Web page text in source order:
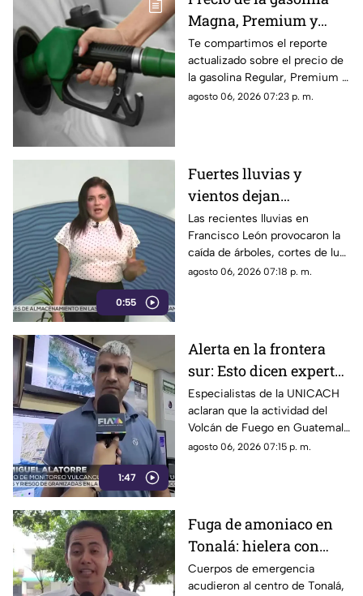
Magna, Premium y
Diésel en Chiapas:
costo por municipio
este viernes 7 de agosto
Te compartimos el reporte
actualizado sobre el precio de
la gasolina Regular, Premium y
Diésel en las estaciones de
agosto 06, 2026 07:23 p. m.
0:55
Fuertes lluvias y
vientos dejan
viviendas dañadas en
Francisco León,
Chiapas
Las recientes lluvias en
Francisco León provocaron la
caída de árboles, cortes de luz
y daños en casas de la
agosto 06, 2026 07:18 p. m.
1:47
Alerta en la frontera
sur: Esto dicen expertos
sobre el Volcán de
Fuego y la ceniza en
Chiapas
Especialistas de la UNICACH
aclaran que la actividad del
Volcán de Fuego en Guatemala
no representa peligro para
agosto 06, 2026 07:15 p. m.
Fuga de amoniaco en
Tonalá: hielera con
material peligroso
genera movilización de
Cuerpos de emergencia
acudieron al centro de Tonalá,